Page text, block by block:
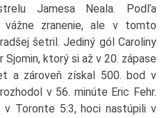
Jamesa Neala. Podľa
vážne zranenie, ale v tomto
šetril. Jediný gól Caroliny
ktorý si až v 20. zápase
a zároveň získal 500. bod v
v 56. minúte Eric Fehr.
v Toronte 5:3, hoci nastúpili v